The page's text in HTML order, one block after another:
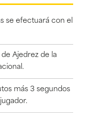
se efectuará con el
Ajedrez de la
más 3 segundos